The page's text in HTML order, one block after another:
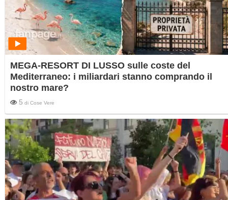
MEGA-RESORT DI LUSSO sulle coste del
Mediterraneo: i miliardari stanno comprando il
nostro mare?
5 di Cose Vere